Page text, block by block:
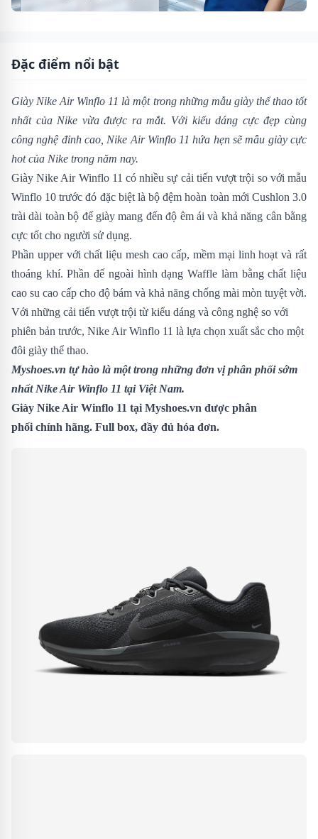
Đặc điểm nổi bật
Giày Nike Air Winflo 11 là một trong những mẫu giày thể thao tốt
nhất của Nike vừa được ra mắt. Với kiểu dáng cực đẹp cùng
công nghệ đỉnh cao, Nike Air Winflo 11 hứa hẹn sẽ mẫu giày cực
hot của Nike trong năm nay.
Giày Nike Air Winflo 11 có nhiều sự cải tiến vượt trội so với mẫu
Winflo 10 trước đó đặc biệt là bộ đệm hoàn toàn mới Cushlon 3.0
trài dài toàn bộ đế giày mang đến độ êm ái và khả năng cân bằng
cực tốt cho người sử dụng.
Phần upper với chất liệu mesh cao cấp, mềm mại linh hoạt và rất
thoáng khí. Phần đế ngoài hình dạng Waffle làm bằng chất liệu
cao su cao cấp cho độ bám và khả năng chống mài mòn tuyệt vời.
Với những cải tiến vượt trội từ kiểu dáng và công nghệ so với
phiên bản trước, Nike Air Winflo 11 là lựa chọn xuất sắc cho một
đôi giày thể thao.
Myshoes.vn tự hào là một trong những đơn vị phân phối sớm
nhất Nike Air Winflo 11 tại Việt Nam.
Giày Nike Air Winflo 11 tại Myshoes.vn được phân
phối chính hãng. Full box, đầy đủ hóa đơn.